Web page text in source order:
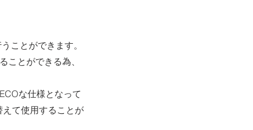
ことができます。
ことができる為、
な仕様となって
て使用することが